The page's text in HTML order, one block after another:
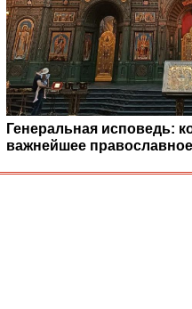
Генеральная исповедь:
важнейшее